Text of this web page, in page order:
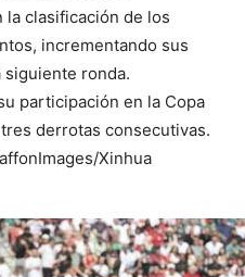
clasificación de los
incrementando sus
siguiente ronda.
participación en la Copa
derrotas consecutivas.
Xinhua